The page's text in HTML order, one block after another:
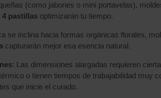
(como jabones o mini portavelas),
4 pastillas optimizarán tu tiempo.
se inclina hacia formas orgánicas florales,
capturarán mejor esa esencia natural.
: Las dimensiones alargadas requieren
o tienen tiempos de trabajabilidad muy
que inicie el curado.